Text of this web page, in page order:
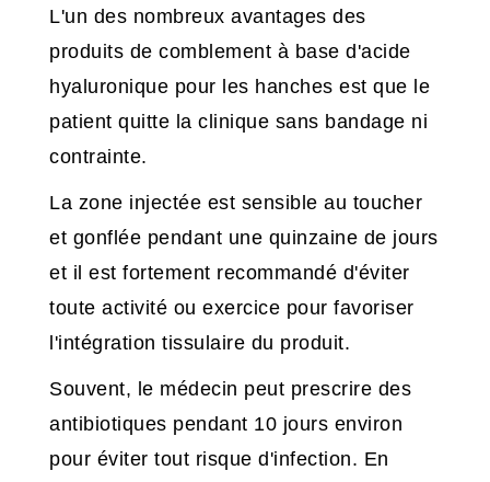
L'un des nombreux avantages des
produits de comblement à base d'acide
hyaluronique pour les hanches est que le
patient quitte la clinique sans bandage ni
contrainte.
La zone injectée est sensible au toucher
et gonflée pendant une quinzaine de jours
et il est fortement recommandé d'éviter
toute activité ou exercice pour favoriser
l'intégration tissulaire du produit.
Souvent, le médecin peut prescrire des
antibiotiques pendant 10 jours environ
pour éviter tout risque d'infection. En